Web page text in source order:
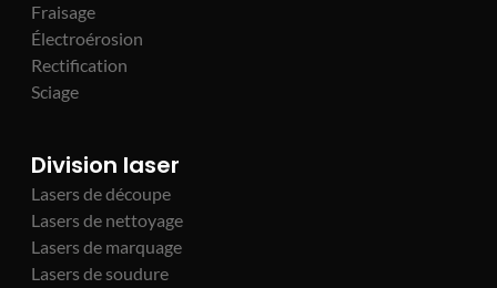
Fraisage
Électroérosion
Rectification
Sciage
Division laser
Lasers de découpe
Lasers de nettoyage
Lasers de marquage
Lasers de soudure